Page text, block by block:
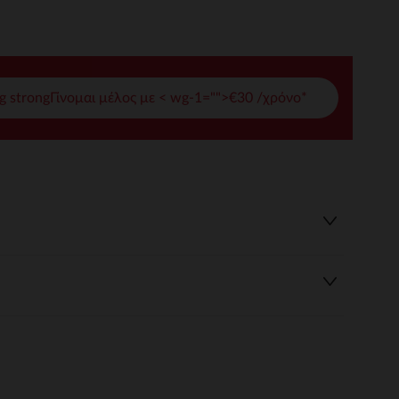
να διαχειριστείτε τις ρυθμίσεις απορρήτου,
strongΓίνομαι μέλος με < wg-1="">€30 /χρόνο*